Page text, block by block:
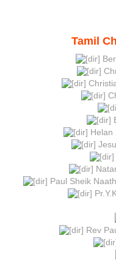
Tamil
Helan
Paul Sheik
Rev